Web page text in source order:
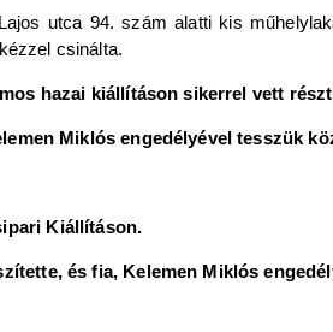
utca 94. szám alatti kis
csinálta.
hazai kiállításon sikerrel vett
Miklós engedélyével tesszük
Kiállításon.
és fia, Kelemen Miklós